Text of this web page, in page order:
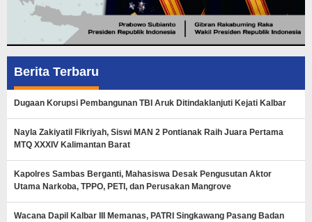
Berita Terbaru
Dugaan Korupsi Pembangunan TBI Aruk Ditindaklanjuti Kejati Kalbar
Nayla Zakiyatil Fikriyah, Siswi MAN 2 Pontianak Raih Juara Pertama
MTQ XXXIV Kalimantan Barat
Kapolres Sambas Berganti, Mahasiswa Desak Pengusutan Aktor
Utama Narkoba, TPPO, PETI, dan Perusakan Mangrove
Wacana Dapil Kalbar III Memanas, PATRI Singkawang Pasang Badan